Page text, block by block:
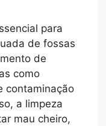
para
de fossas
de
como
contaminação
a limpeza
mau cheiro,